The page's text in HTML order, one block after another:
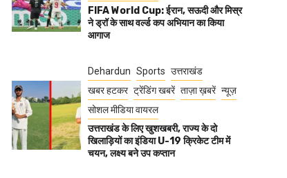
FIFA World Cup: ईरान, सऊदी और मिस्र
ने ड्रॉ के साथ वर्ल्ड कप अभियान का किया
आगाज
Dehardun Sports उत्तराखंड
खबर हटकर ट्रेंडिंग खबरें ताज़ा ख़बरें न्यूज़
सोशल मीडिया वायरल
उत्तराखंड के लिए खुशखबरी, राज्य के दो
खिलाड़ियों का इंडिया U-19 क्रिकेट टीम में
चयन, लक्ष्य बने उप कप्तान